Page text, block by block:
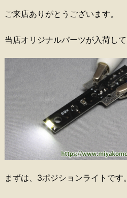
ご来店ありがとうございます。
当店オリジナルパーツが入荷して
まずは、3ポジションライトです。